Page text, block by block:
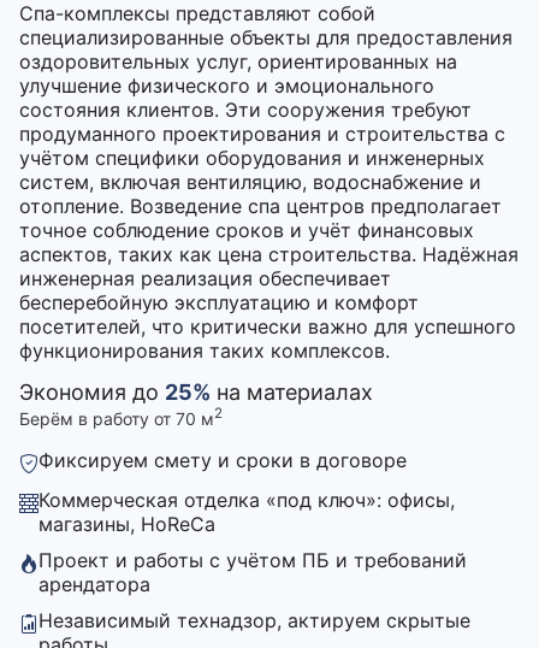
Спа-комплексы представляют собой
специализированные объекты для предоставления
оздоровительных услуг, ориентированных на
улучшение физического и эмоционального
состояния клиентов. Эти сооружения требуют
продуманного проектирования и строительства с
учётом специфики оборудования и инженерных
систем, включая вентиляцию, водоснабжение и
отопление. Возведение спа центров предполагает
точное соблюдение сроков и учёт финансовых
аспектов, таких как цена строительства. Надёжная
инженерная реализация обеспечивает
бесперебойную эксплуатацию и комфорт
посетителей, что критически важно для успешного
функционирования таких комплексов.
Экономия до 25% на материалах
Берём в работу от 70 м2
Фиксируем смету и сроки в договоре
Коммерческая отделка «под ключ»: офисы,
магазины, HoReCa
Проект и работы с учётом ПБ и требований
арендатора
Независимый технадзор, актируем скрытые